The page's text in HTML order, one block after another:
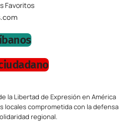
Favoritos
la Libertad de Expresión en América
locales comprometida con la defensa
regional.